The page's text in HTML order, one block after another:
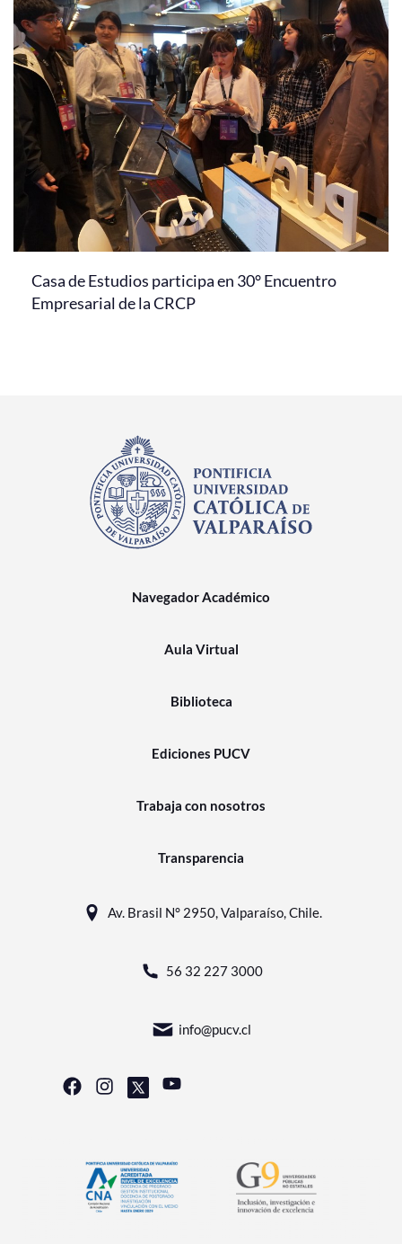
Casa de Estudios participa en 30° Encuentro
Empresarial de la CRCP
Navegador Académico
Aula Virtual
Biblioteca
Ediciones PUCV
Trabaja con nosotros
Transparencia
Av. Brasil N° 2950, Valparaíso, Chile.
56 32 227 3000
info@pucv.cl